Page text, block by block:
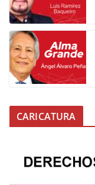
CARICATURA